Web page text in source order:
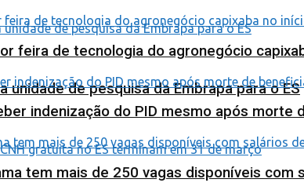
unidade de pesquisa da Embrapa para o ES
feira de tecnologia do agronegócio
indenização do PID mesmo após morte
tem mais de 250 vagas disponíveis com